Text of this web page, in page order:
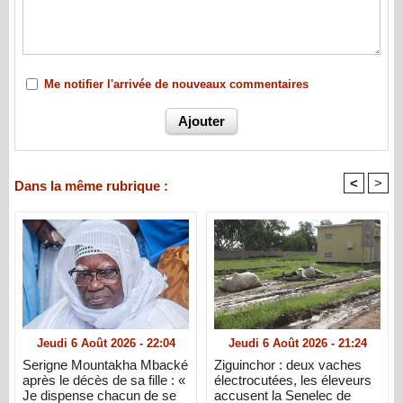
Me notifier l'arrivée de nouveaux commentaires
Dans la même rubrique : < >
Jeudi 6 Août 2026 - 22:04
Serigne Mountakha Mbacké
après le décès de sa fille : «
Je dispense chacun de se
Jeudi 6 Août 2026 - 21:24
Ziguinchor : deux vaches
électrocutées, les éleveurs
accusent la Senelec de